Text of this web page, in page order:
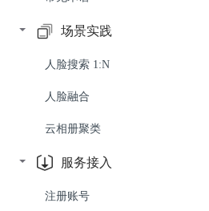
人脸比对 API
人脸搜索 API
人脸库管理 API 组
人脸库中的人脸管理 API 组
稠密关键点 API
人像美化 API
人脸美颜 API
人体检测 API
人体骨骼点 API
人体抠像 API
手势识别 API
文字识别
自定义模板文字识别 API
身份证识别 API
驾驶证识别 API
行驶证识别 API
图像识别
车牌识别 API
犬鼻纹检测 API
犬鼻纹比对 API
人脸检测-高阶版 SDK
人脸比对 SDK
稠密关键点 SDK
人体骨骼点 SDK
人体抠像 SDK
人像美化 SDK
场景实践
人脸搜索 1:N
人脸融合
云相册聚类
服务接入
注册账号